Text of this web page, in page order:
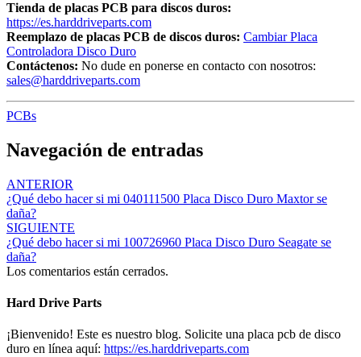
Tienda de placas PCB para discos duros:
https://es.harddriveparts.com
Reemplazo de placas PCB de discos duros: Cambiar Placa
Controladora Disco Duro
Contáctenos: No dude en ponerse en contacto con nosotros:
sales@harddriveparts.com
PCBs
Navegación de entradas
ANTERIOR
¿Qué debo hacer si mi 040111500 Placa Disco Duro Maxtor se
daña?
SIGUIENTE
¿Qué debo hacer si mi 100726960 Placa Disco Duro Seagate se
daña?
Los comentarios están cerrados.
Hard Drive Parts
¡Bienvenido! Este es nuestro blog. Solicite una placa pcb de disco
duro en línea aquí: https://es.harddriveparts.com